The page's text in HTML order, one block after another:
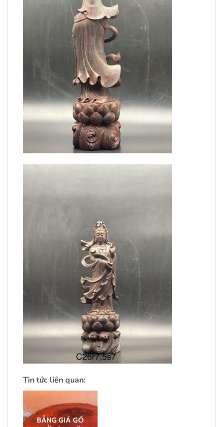
Tin tức liên quan: